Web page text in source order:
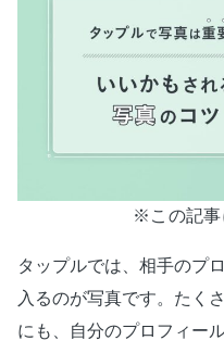
※この記事
タップルでは、相手のプ
入るのが写真です。たく
にも、自分のプロフィー